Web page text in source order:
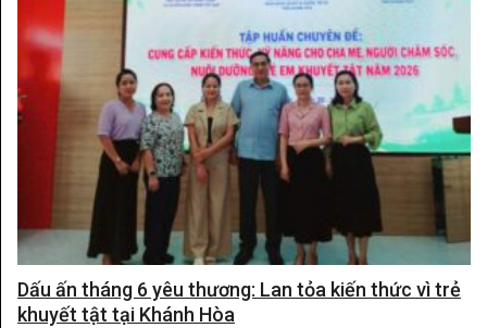
Dấu ấn tháng 6 yêu thương: Lan tỏa kiến thức vì trẻ
khuyết tật tại Khánh Hòa